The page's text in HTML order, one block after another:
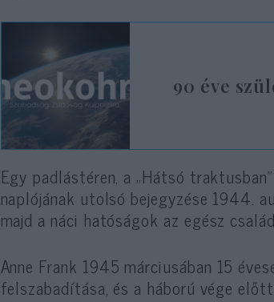
90 éve
Egy padlástéren, a „Hátsó
naplójának utolsó bejegyzése 1944.
majd a náci hatóságok az egész
Anne Frank 1945 márciusában 15
felszabadítása, és a háború vége